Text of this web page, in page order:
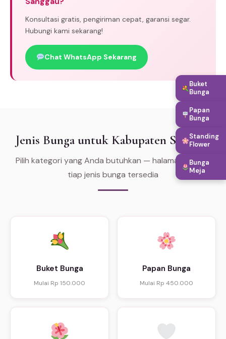
Konsultasi gratis, pengiriman cepat, garansi segar.
Hubungi kami sekarang!
Chat WhatsApp Sekarang
Jenis Bunga untuk Kabupaten Sanggau
Pilih kategori yang Anda butuhkan — halaman khusus
tiap jenis bunga tersedia
Buket Bunga
Mulai Rp 150.000
Papan Bunga
Mulai Rp 450.000
Buket
Bunga
Papan
Bunga
Standing
Flower
Bunga
Meja